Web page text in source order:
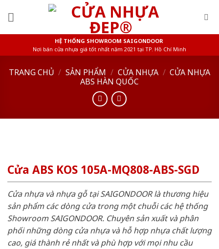
HỆ THỐNG SHOWROOM SAIGONDOOR
Nơi bán cửa nhựa giá tốt nhất năm 2021 tại TP. Hồ Chí Minh
TRANG CHỦ / SẢN PHẨM / CỬA NHỰA / CỬA NHỰA
ABS HÀN QUỐC
Cửa ABS KOS 105A-MQ808-ABS-SGD
Cửa nhựa và nhựa gỗ tại SAIGONDOOR là thương hiệu
sản phẩm các dòng cửa trong một chuỗi các hệ thống
Showroom SAIGONDOOR. Chuyên sản xuất và phân
phối những dòng cửa nhựa và hỗ hợp nhựa chất lượng
cao, giá thành rẻ nhất và phù hợp với mọi nhu cầu